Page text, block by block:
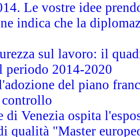
Le vostre idee
indica che la
sul lavoro: il
periodo 2014-2020
del piano
di Venezia ospita
qualità "Master